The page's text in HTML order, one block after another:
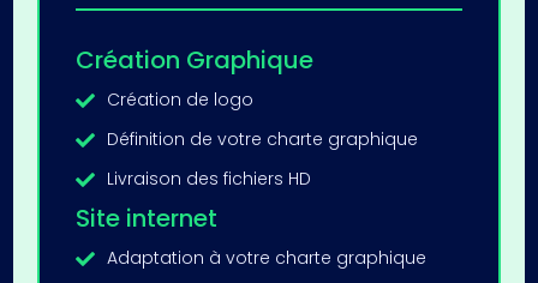
Création Graphique
 Création de logo
 Définition de votre charte graphique
 Livraison des fichiers HD
Site internet
 Adaptation à votre charte graphique